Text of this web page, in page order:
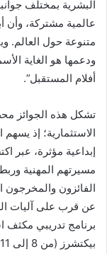
البشرية بمختلف
عالمية مشتركة، وأن
متنوعة حول العالم.
ودعمها هو الغاية
أفلام المستقبل”.
تشكل هذه الجوائز
الاستثمارية؛ إذ
إبداعية مؤثرة، عبر
مسيرتهم المهنية
الفائزون والمخرجون
عن قرب على آليات
برنامج تدريبي مكثف